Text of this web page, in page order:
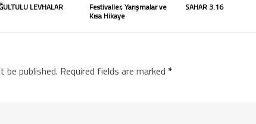
LEVHALAR Festivaller, Yarışmalar ve
Kısa Hikaye
SAHAR 3.16
be published. Required fields are marked *